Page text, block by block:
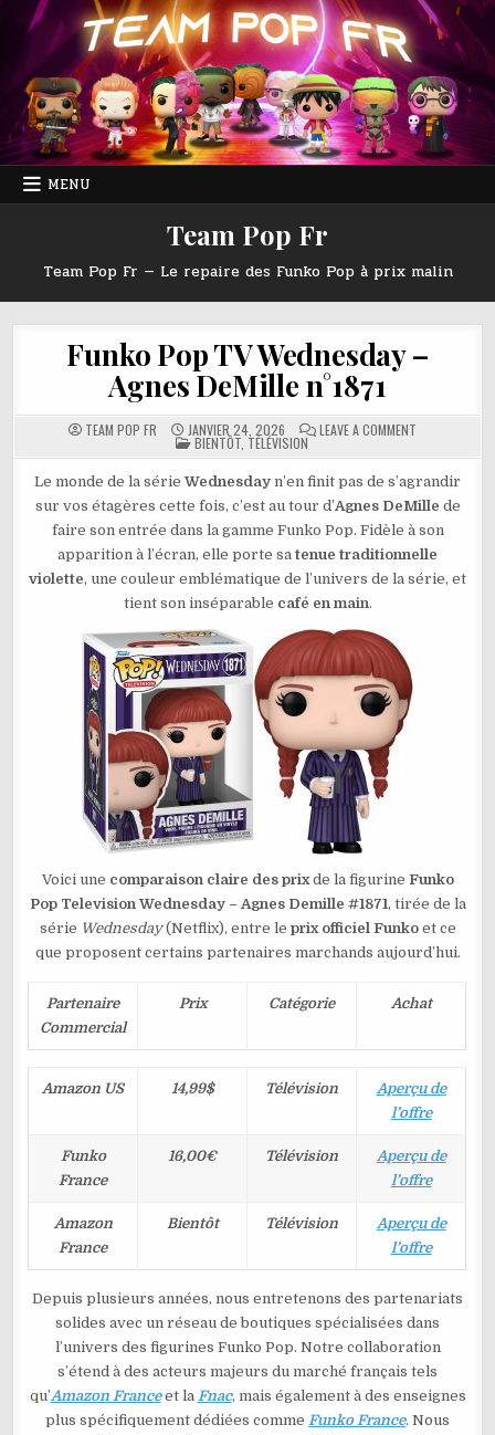
content
MENU
Team Pop Fr
Team Pop Fr — Le repaire des Funko Pop à prix malin
Funko Pop TV Wednesday –
Agnes DeMille n°1871
TEAM POP FR JANVIER 24, 2026 LEAVE A COMMENTON
POP
WEDNESDAY
AGNES
N°1871
POSTED
IN
BIENTÔT TÉLÉVISION
Le monde de la série Wednesday n’en finit pas de s’agrandir
sur vos étagères cette fois, c’est au tour d’Agnes DeMille de
faire son entrée dans la gamme Funko Pop. Fidèle à son
apparition à l’écran, elle porte satenue traditionnelle
violette, une couleur emblématique de l’univers de la série, et
tient son inséparable café en main.
Voici une comparaison claire des prixde la figurine Funko
Pop Television Wednesday – Agnes Demille #1871, tirée de la
série Wednesday(Netflix), entre le prix officiel Funkoet ce
que proposent certains partenaires marchands aujourd’hui.
Partenaire
Commercial
Prix Catégorie Achat
Amazon US 14,99$ Télévision
Aperçu de
l’offre
Funko
France
16,00€ Télévision
Aperçu de
l’offre
Amazon
France
Bientôt Télévision
Aperçu de
l’offre
Depuis plusieurs années, nous entretenons des partenariats
solides avec un réseau de boutiques spécialisées dans
l’univers des figurines Funko Pop. Notre collaboration
s’étend à des acteurs majeurs du marché français tels
qu’Amazon Franceet la Fnac, mais également à des enseignes
plus spécifiquement dédiées comme Funko France. Nous